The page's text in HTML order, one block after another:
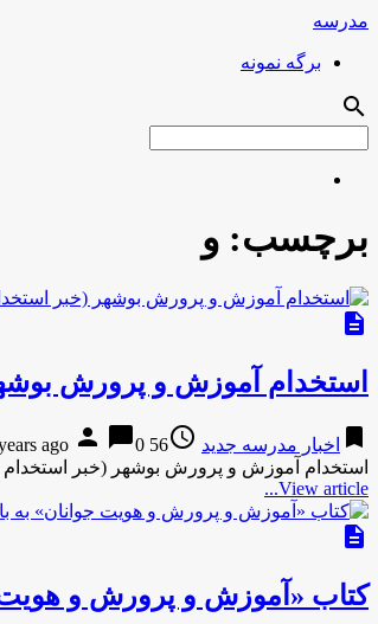
مدرسه
برگه نمونه
search
برچسب: و
description
استخدام آموزش و پرورش
bookmark اخبار مدرسه جدید access_time
56 years ago
person chat_bubble0
استخدام آموزش و پرورش بوشهر (خبر
View article...
description
کتاب «آموزش و پرورش و هویت